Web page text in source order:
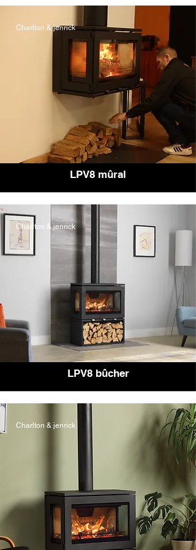
Charlton & jenrick
LPV8 mûral
Charlton & jenrick
LPV8 bûcher
Charlton & jenrick